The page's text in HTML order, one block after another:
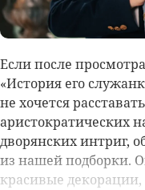
Если после
«История его
не хочется
аристократических
дворянских интриг,
из нашей подборки.
красивые